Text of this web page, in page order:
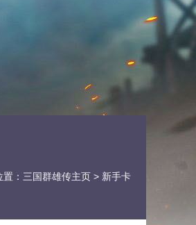
： 三国群雄传主页 > 新手卡